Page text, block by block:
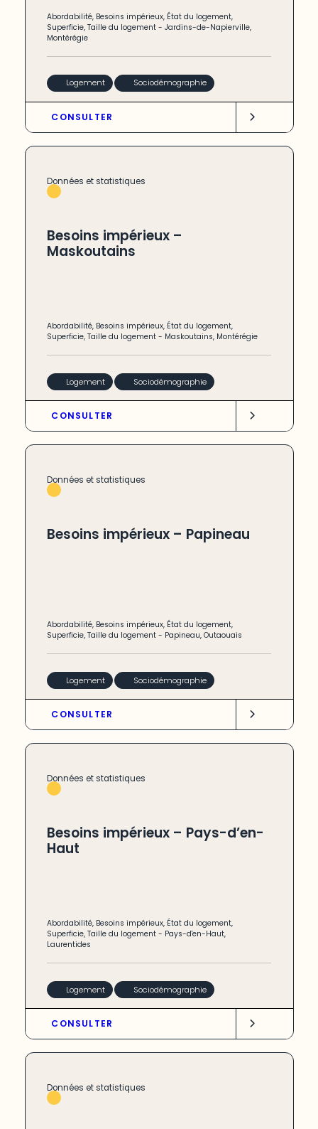
Abordabilité, Besoins impérieux, État du logement,
Superficie,Taille du logement -Jardins-de-Napierville,
Montérégie
Logement Sociodémographie
CONSULTER
Données et statistiques
Besoins impérieux –
Maskoutains
Abordabilité, Besoins impérieux, État du logement,
Superficie,Taille du logement - Maskoutains, Montérégie
Logement Sociodémographie
CONSULTER
Données et statistiques
Besoins impérieux – Papineau
Abordabilité, Besoins impérieux, État du logement,
Superficie,Taille du logement - Papineau,Outaouais
Logement Sociodémographie
CONSULTER
Données et statistiques
Besoins impérieux – Pays-d’en-
Haut
Abordabilité, Besoins impérieux, État du logement,
Superficie,Taille du logement - Pays-d'en-Haut,
Laurentides
Logement Sociodémographie
CONSULTER
Données et statistiques